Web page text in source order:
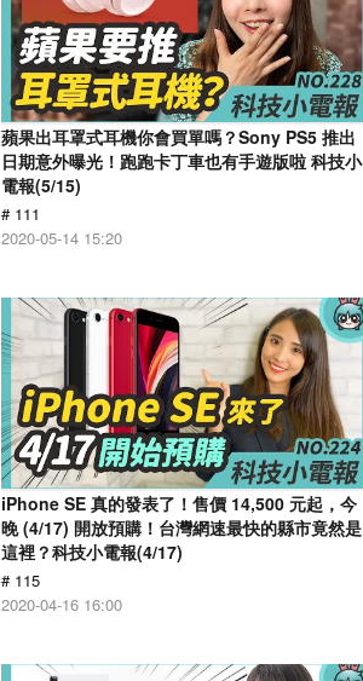
蘋果出耳罩式耳機你會買單嗎？Sony PS5 推出
日期意外曝光！跑跑卡丁車也有手遊版啦 科技小
電報(5/15)
# 111
2020-05-14 15:20
​iPhone SE 真的發表了！售價 14,500 元起，今
晚 (4/17) 開放預購！台灣網速最快的縣市竟然是
這裡？科技小電報(4/17)
# 115
2020-04-16 16:00